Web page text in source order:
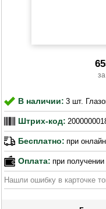
В наличии: 3 шт.
Штрих-код:
Бесплатно: при
Оплата: при
Нашли ошибку в карточке